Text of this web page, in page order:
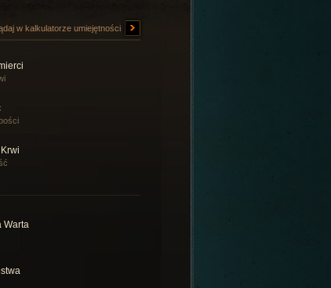
w kalkulatorze umiejętności
Warta